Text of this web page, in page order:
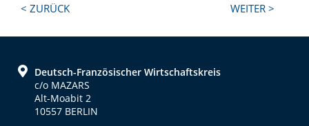
Next
< ZURÜCK WEITER >
FooterDeutsch-Französischer Wirtschaftskreis
c/o MAZARS
Alt-Moabit 2
10557 BERLIN